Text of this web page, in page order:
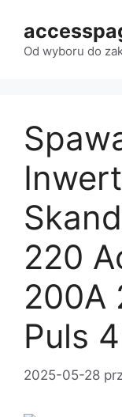
treściOd wyboru do
220
200A
Puls
2025-05-28